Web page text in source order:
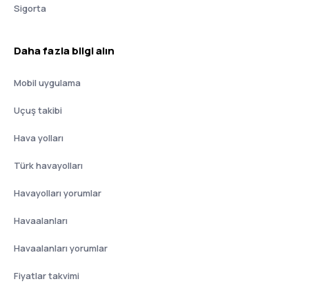
Sigorta
Daha fazla bilgi alın
Mobil uygulama
Uçuş takibi
Hava yolları
Türk havayolları
Havayolları yorumlar
Havaalanları
Havaalanları yorumlar
Fiyatlar takvimi